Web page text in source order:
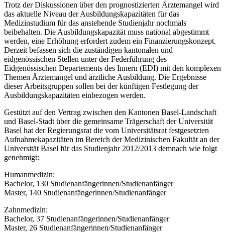
Trotz der Diskussionen über den prognostizierten Ärztemangel wird
das aktuelle Niveau der Ausbildungskapazitäten für das
Medizinstudium für das anstehende Studienjahr nochmals
beibehalten. Die Ausbildungskapazität muss national abgestimmt
werden, eine Erhöhung erfordert zudem ein Finanzierungskonzept.
Derzeit befassen sich die zuständigen kantonalen und
eidgenössischen Stellen unter der Federführung des
Eidgenössischen Departements des Innern (EDI) mit den komplexen
Themen Ärztemangel und ärztliche Ausbildung. Die Ergebnisse
dieser Arbeitsgruppen sollen bei der künftigen Festlegung der
Ausbildungskapazitäten einbezogen werden.
Gestützt auf den Vertrag zwischen den Kantonen Basel-Landschaft
und Basel-Stadt über die gemeinsame Trägerschaft der Universität
Basel hat der Regierungsrat die vom Universitätsrat festgesetzten
Aufnahmekapazitäten im Bereich der Medizinischen Fakultät an der
Universität Basel für das Studienjahr 2012/2013 demnach wie folgt
genehmigt:
Humanmedizin:
Bachelor, 130 Studienanfängerinnen/Studienanfänger
Master, 140 Studienanfängerinnen/Studienanfänger
Zahnmedizin:
Bachelor, 37 Studienanfängerinnen/Studienanfänger
Master, 26 Studienanfängerinnen/Studienanfänger